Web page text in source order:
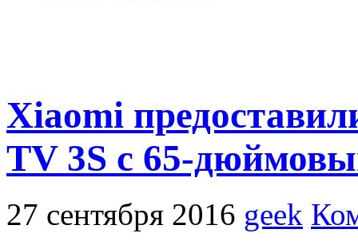
Xiaomi
TV 3S с 65-
27 сентября 2016 geek